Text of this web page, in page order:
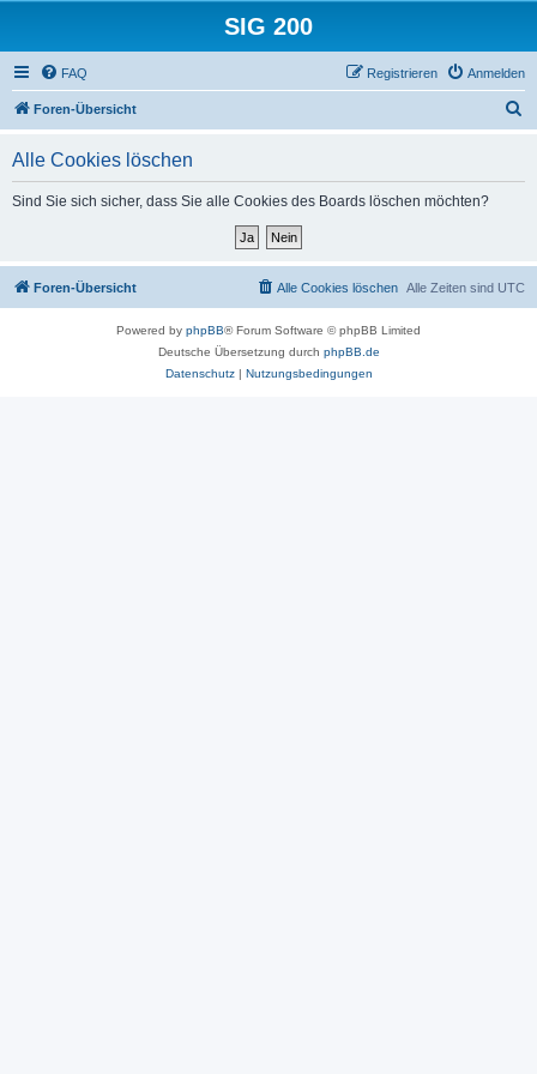
SIG 200
FAQ Anmelden
Registrieren
Foren-Übersicht
Alle Cookies löschen
Sind Sie sich sicher, dass Sie alle Cookies des Boards löschen möchten?
Foren-Übersicht Alle Zeiten sind UTC
Alle Cookies löschen
Powered by phpBB® Forum Software © phpBB Limited
Deutsche Übersetzung durch phpBB.de
Datenschutz| Nutzungsbedingungen